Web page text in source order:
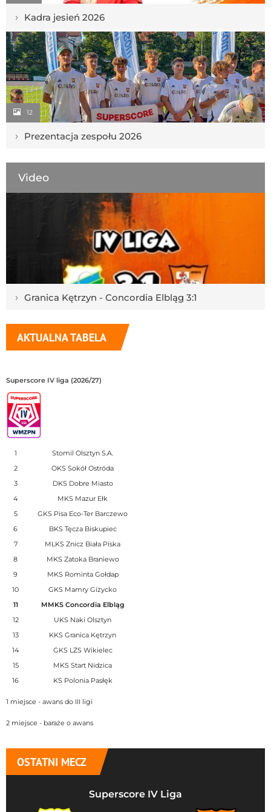
› Kadra jesień 2026
12
› Prezentacja zespołu 2026
Video
› Granica Kętrzyn - Concordia Elbląg 3:1
AKTUALNA TABELA
Superscore IV liga (2026/27)
1
Stomil Olsztyn S.A.
2
OKS Sokół Ostróda
3
DKS Dobre Miasto
4
MKS Mazur Ełk
5
GKS Pisa Eco-Ter Barczewo
6
BKS Tęcza Biskupiec
7
MLKS Znicz Biała Piska
8
MKS Zatoka Braniewo
9
MKS Rominta Gołdap
10
GKS Mamry Giżycko
11
MMKS Concordia Elbląg
12
UKS Naki Olsztyn
13
KKS Granica Kętrzyn
14
GKS LZS Wikielec
15
MKS Start Nidzica
16
KS Polonia Pasłęk
1 miejsce - awans do III ligi
2 miejsce - baraże o awans
OSTATNI MECZ
Superscore IV Liga